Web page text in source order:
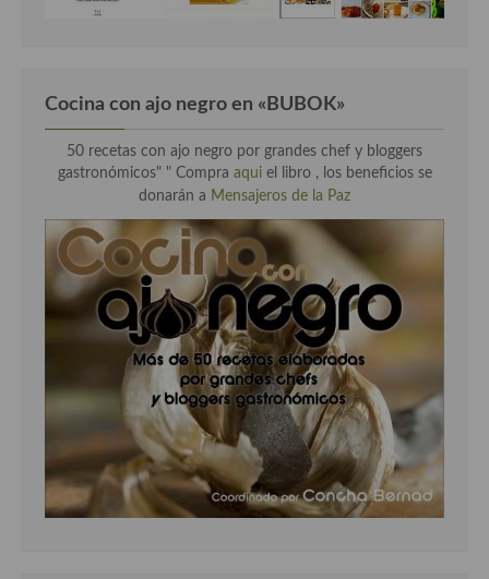
Cocina con ajo negro en «BUBOK»
50 recetas con ajo negro por grandes chef y bloggers
gastronómicos" " Compra aqui el libro , los beneficios se
donarán a Mensajeros de la Paz